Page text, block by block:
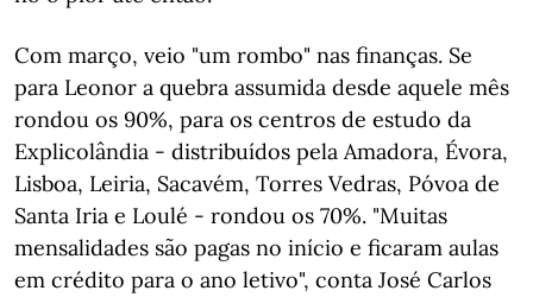
Com março, veio "um rombo" nas finanças. Se
para Leonor a quebra assumida desde aquele mês
rondou os 90%, para os centros de estudo da
Explicolândia - distribuídos pela Amadora, Évora,
Lisboa, Leiria, Sacavém, Torres Vedras, Póvoa de
Santa Iria e Loulé - rondou os 70%. "Muitas
mensalidades são pagas no início e ficaram aulas
em crédito para o ano letivo", conta José Carlos